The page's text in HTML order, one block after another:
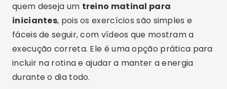
quem deseja um treino matinal para
iniciantes, pois os exercícios são simples e
fáceis de seguir, com vídeos que mostram a
execução correta. Ele é uma opção prática para
incluir na rotina e ajudar a manter a energia
durante o dia todo.